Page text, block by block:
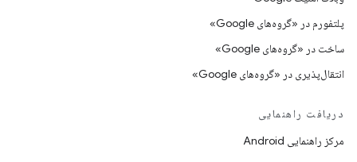
پلتفورم در «گروه‌های Google»
ساخت در «گروه‌های Google»
انتقال‌پذیری در «گروه‌های Google»
دریافت راهنمایی
مرکز راهنمایی Android